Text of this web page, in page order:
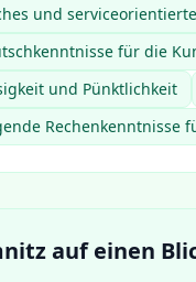
und
für die
und Pünktlichkeit
Rechenkenntnisse
auf einen